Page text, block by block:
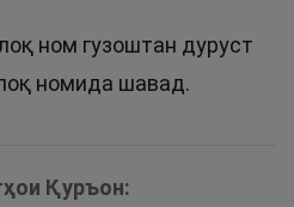
ном гузоштан дуруст
номида шавад.
Қуръон: